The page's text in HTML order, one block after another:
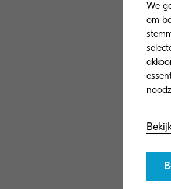
We
om